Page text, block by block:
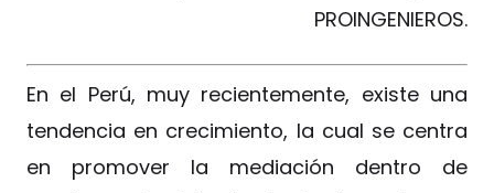
PROINGENIEROS.
En el Perú, muy recientemente, existe una
tendencia en crecimiento, la cual se centra
en promover la mediación dentro de